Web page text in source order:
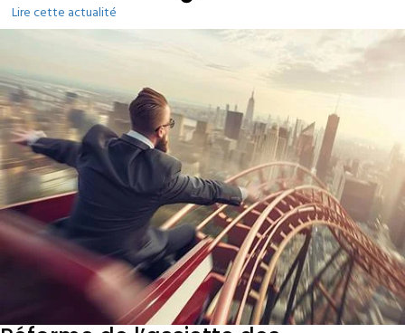
Lire cette actualité